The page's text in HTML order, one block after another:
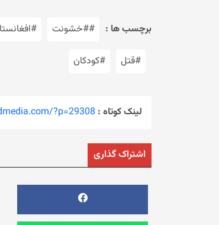
برچسب ها : ##خشونت
#قتل #کودکان
لینک کوتاه : ?p=29308
اشتراک گذاری